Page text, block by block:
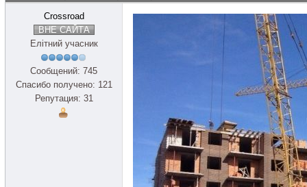
Crossroad
ВНЕ САЙТА
Елітний учасник
Сообщений: 745
Спасибо получено: 121
Репутация: 31